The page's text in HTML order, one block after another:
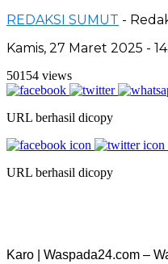
REDAKSI SUMUT -
Kamis, 27 Maret 2025 -
50154 views
URL berhasil dicopy
URL berhasil dicopy
Karo | Waspada24.com –